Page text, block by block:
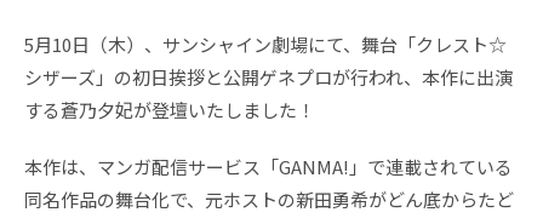
5月10日（木）、サンシャイン劇場にて、舞台「クレスト☆
シザーズ」の初日挨拶と公開ゲネプロが行われ、本作に出演
する蒼乃夕妃が登壇いたしました！
本作は、マンガ配信サービス「GANMA!」で連載されている
同名作品の舞台化で、元ホストの新田勇希がどん底からたど